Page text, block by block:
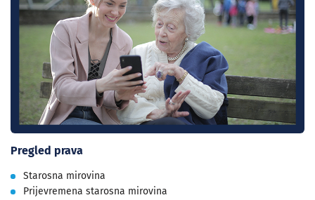
Pregled prava
Starosna mirovina
Prijevremena starosna mirovina